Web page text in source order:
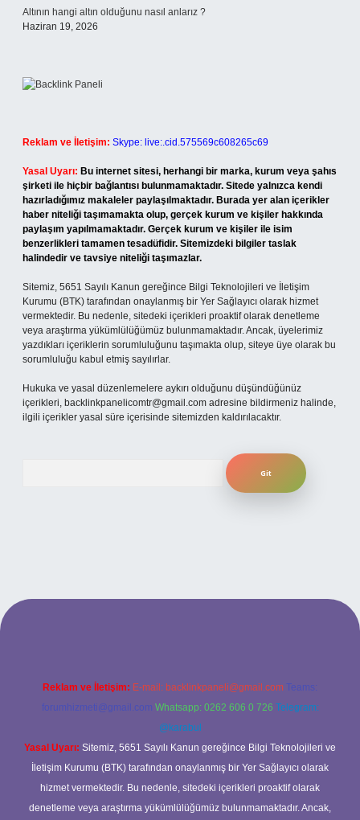
Altının hangi altın olduğunu nasıl anlarız ?
Haziran 19, 2026
Reklam ve İletişim: Skype: live:.cid.575569c608265c69
Yasal Uyarı: Bu internet sitesi, herhangi bir marka, kurum veya şahıs
şirketi ile hiçbir bağlantısı bulunmamaktadır. Sitede yalnızca kendi
hazırladığımız makaleler paylaşılmaktadır. Burada yer alan içerikler
haber niteliği taşımamakta olup, gerçek kurum ve kişiler hakkında
paylaşım yapılmamaktadır. Gerçek kurum ve kişiler ile isim
benzerlikleri tamamen tesadüfidir. Sitemizdeki bilgiler taslak
halindedir ve tavsiye niteliği taşımazlar.
Sitemiz, 5651 Sayılı Kanun gereğince Bilgi Teknolojileri ve İletişim
Kurumu (BTK) tarafından onaylanmış bir Yer Sağlayıcı olarak hizmet
vermektedir. Bu nedenle, sitedeki içerikleri proaktif olarak denetleme
veya araştırma yükümlülüğümüz bulunmamaktadır. Ancak, üyelerimiz
yazdıkları içeriklerin sorumluluğunu taşımakta olup, siteye üye olarak bu
sorumluluğu kabul etmiş sayılırlar.
Hukuka ve yasal düzenlemelere aykırı olduğunu düşündüğünüz
içerikleri, backlinkpanelicomtr@gmail.com adresine bildirmeniz halinde,
ilgili içerikler yasal süre içerisinde sitemizden kaldırılacaktır.
bahis sitesi
Reklam ve İletişim: E-mail: backlinkpaneli@gmail.com Teams:
forumhizmeti@gmail.com Whatsapp: 0262 606 0 726 Telegram:
@karabul
Yasal Uyarı: Sitemiz, 5651 Sayılı Kanun gereğince Bilgi Teknolojileri ve
İletişim Kurumu (BTK) tarafından onaylanmış bir Yer Sağlayıcı olarak
hizmet vermektedir. Bu nedenle, sitedeki içerikleri proaktif olarak
denetleme veya araştırma yükümlülüğümüz bulunmamaktadır. Ancak,